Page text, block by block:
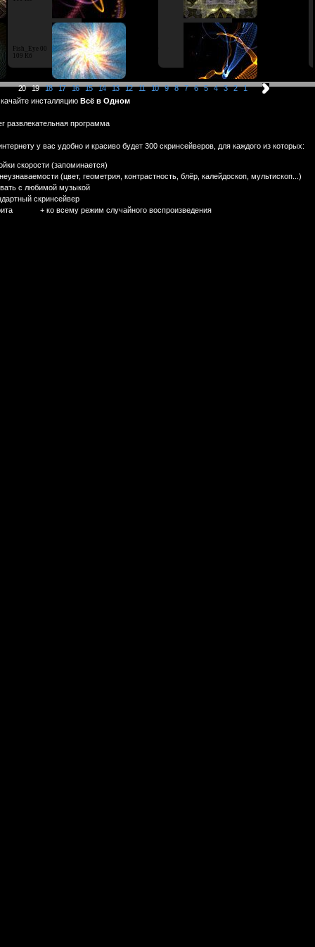
Fish_Eye 00
109 Кб
20 1918 17 16 15 14 13 12 11 10 9 8 7 6 5 4 3 2 1
инсталляцию Всё в Одном
развлекательная программа
у вас удобно и красиво будет 300 скринсейверов, для каждого из которых:
скорости (запоминается)
(цвет, геометрия, контрастность, блёр, калейдоскоп, мультископ...)
с любимой музыкой
скринсейвер
+ ко всему режим случайного воспроизведения